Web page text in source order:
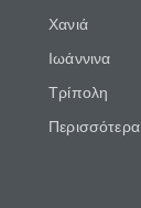
Χανιά
Ιωάννινα
Τρίπολη
Περισσότερα